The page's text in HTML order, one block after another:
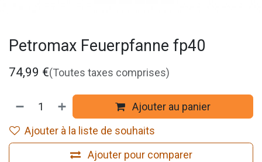
Petromax Feuerpfanne fp40
74,99 €(Toutes taxes comprises)
Ajouter au panier
Ajouter pour comparer
Ajouter à la liste de souhaits